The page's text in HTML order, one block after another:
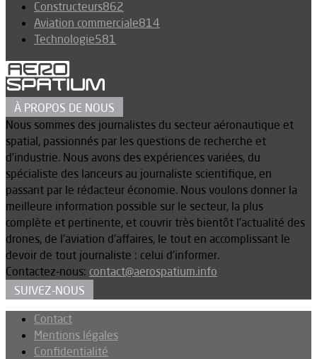
Constructeurs862
Aviation commerciale814
Technologie581
À PROPOS DE NOUS
Nous sommes des journalistes du secteur aéronautique et
spatial, passionnés par les questions de recherche et
d’industrie. Nous avons des expériences variées, du
spécialiste des lanceurs au journaliste scientifique, en
passant par le rédacteur économie. Nous voulons donner la
meilleure information possible sur le secteur, la plus
complète et pertinente, et couvrir très bientôt l’actualité des
drones, de l’aviation d’affaires, le tout en accomplissant le
devoir de tout journaliste : celui d’informer.
Contactez-nous: contact@aerospatium.info
SUIVEZ-NOUS
Contact
Mentions légales
Confidentialité